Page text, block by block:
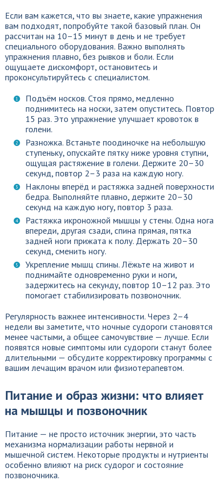
Если вам кажется, что вы знаете, какие упражнения
вам подходят, попробуйте такой базовый план. Он
рассчитан на 10–15 минут в день и не требует
специального оборудования. Важно выполнять
упражнения плавно, без рывков и боли. Если
ощущаете дискомфорт, остановитесь и
проконсультируйтесь с специалистом.
Подъём носков. Стоя прямо, медленно
поднимитесь на носки, затем опуститесь. Повтор
15 раз. Это упражнение улучшает кровоток в
голени.
Разножка. Встаньте поодиночке на небольшую
ступеньку, опускайте пятку ниже уровня ступни,
ощущая растяжение в голени. Держите 20–30
секунд, повтор 2–3 раза на каждую ногу.
Наклоны вперёд и растяжка задней поверхности
бедра. Выполняйте плавно, держите 20–30
секунд на каждую ногу, повтор 3 раза.
Растяжка икроножной мышцы у стены. Одна нога
впереди, другая сзади, спина прямая, пятка
задней ноги прижата к полу. Держать 20–30
секунд, сменить ногу.
Укрепление мышц спины. Лёжьте на живот и
поднимайте одновременно руки и ноги,
задержитесь на секунду, повтор 10–12 раз. Это
помогает стабилизировать позвоночник.
Регулярность важнее интенсивности. Через 2–4
недели вы заметите, что ночные судороги становятся
менее частыми, а общее самочувствие — лучше. Если
появятся новые симптомы или судороги станут более
длительными — обсудите корректировку программы с
вашим лечащим врачом или физиотерапевтом.
Питание и образ жизни: что влияет
на мышцы и позвоночник
Питание — не просто источник энергии, это часть
механизма нормализации работы нервной и
мышечной систем. Некоторые продукты и нутриенты
особенно влияют на риск судорог и состояние
позвоночника.